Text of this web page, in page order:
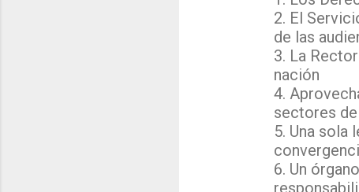
2. El
de las
3. La
nación
4.
sectores
5. Una sola
6. Un